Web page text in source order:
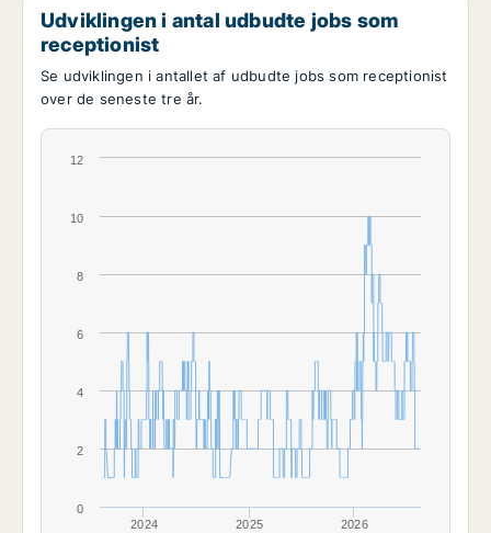
Udviklingen i antal udbudte jobs som
receptionist
Se udviklingen i antallet af udbudte jobs som receptionist
over de seneste tre år.
2024 2025 2026
0
2
4
6
8
10
12